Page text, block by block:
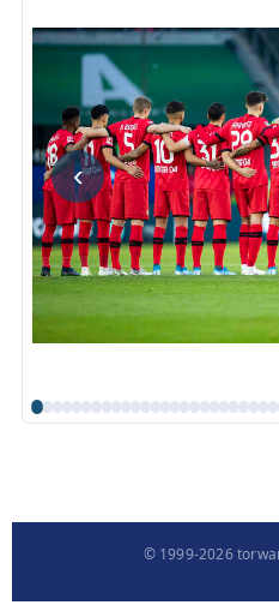
‹
© 1999-2026